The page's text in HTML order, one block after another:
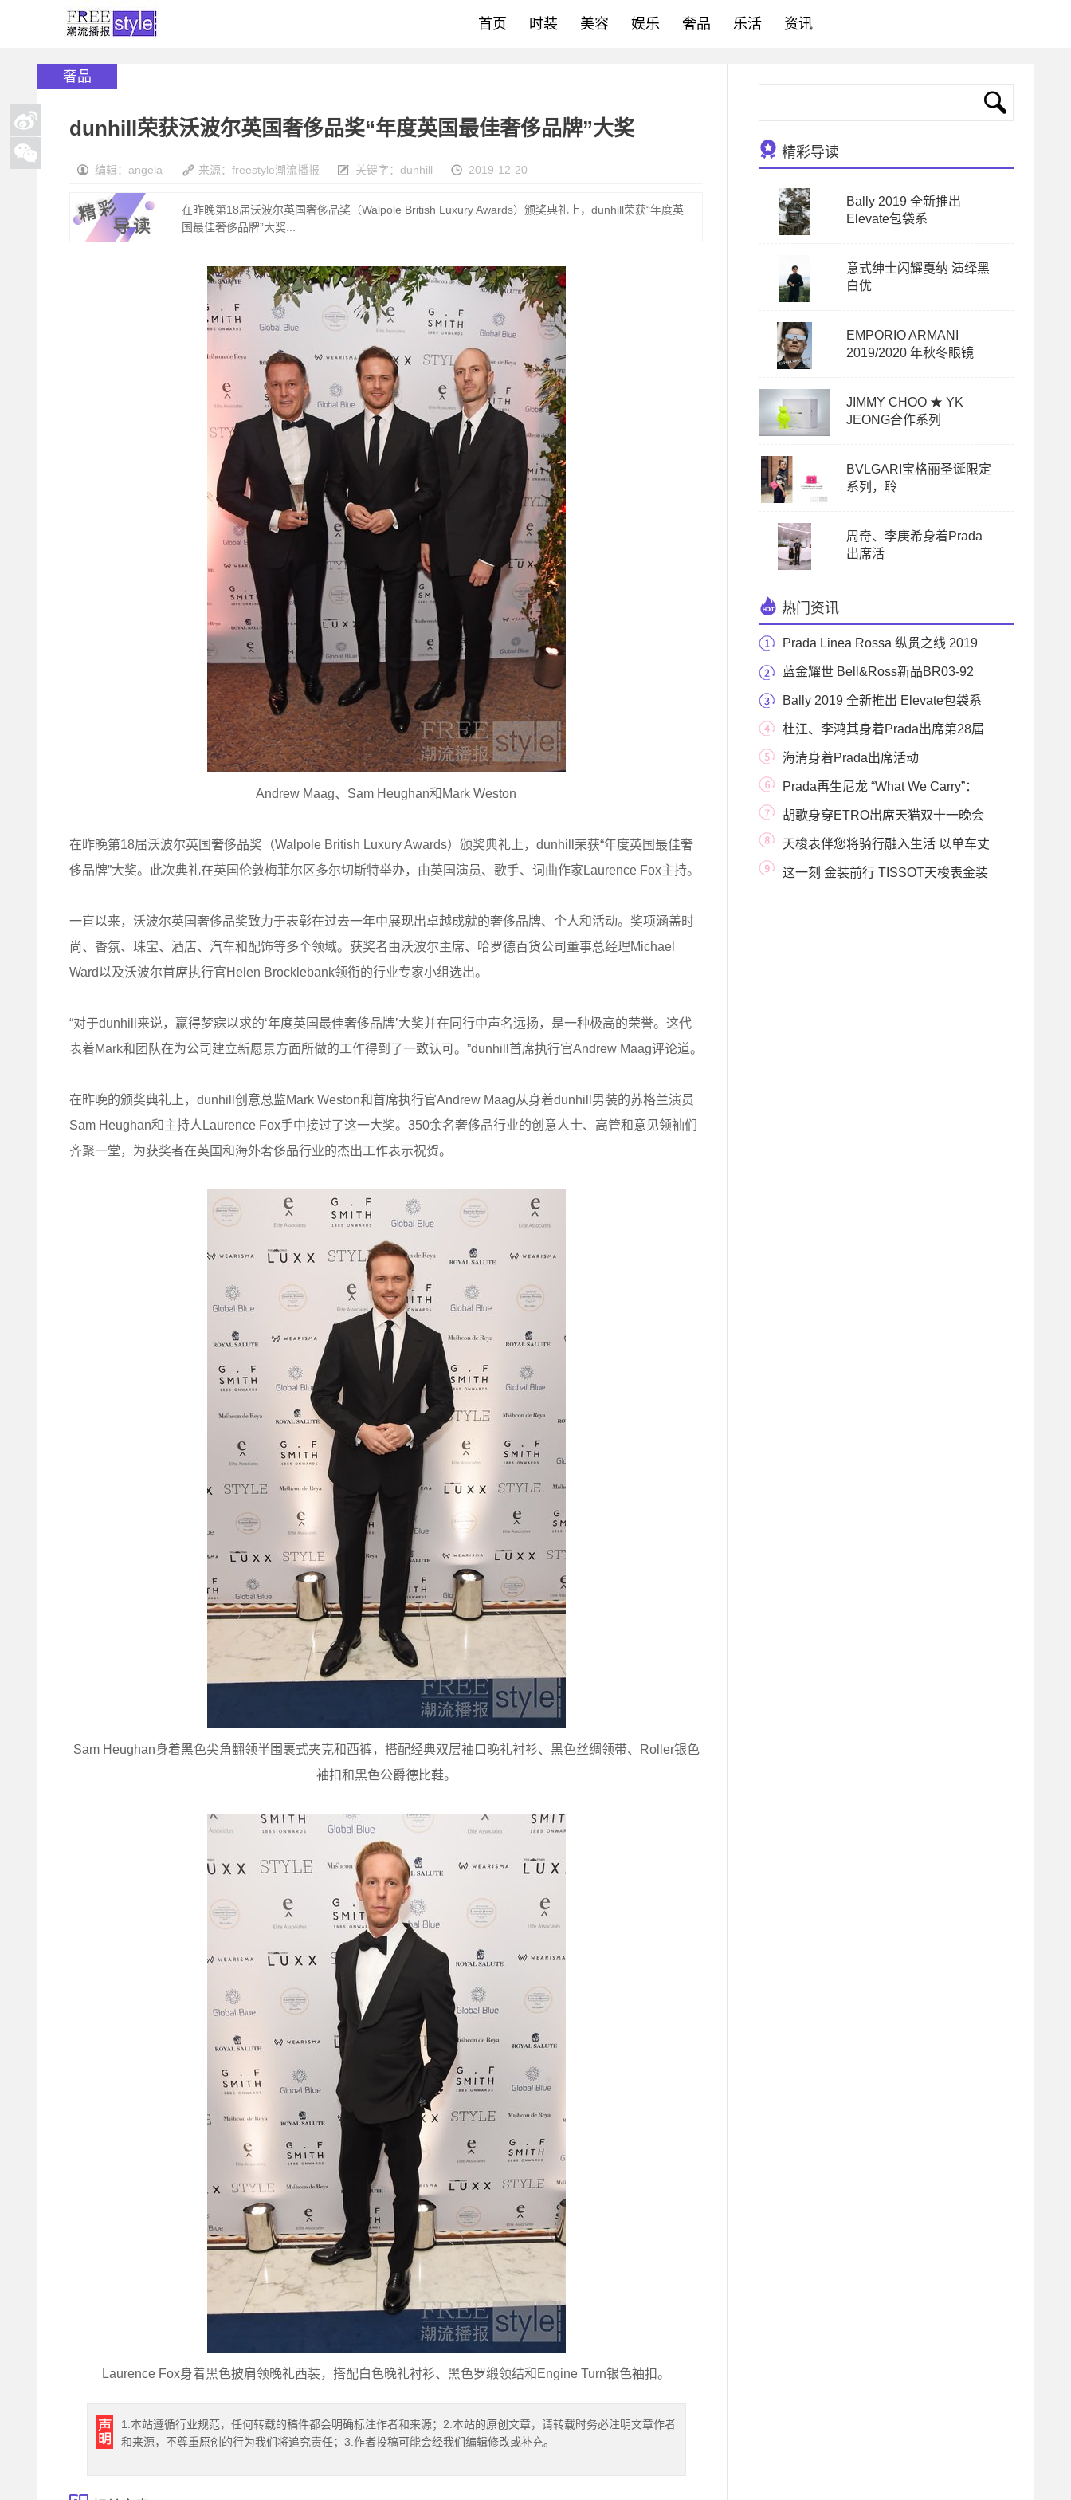
首页 时装 美容 娱乐 奢品 乐活 资讯
奢品
dunhill荣获沃波尔英国奢侈品奖“年度英国最佳奢侈品牌”大奖
编辑：angela 来源：freestyle潮流播报 关键字： dunhill 2019-12-20
在昨晚第18届沃波尔英国奢侈品奖（Walpole British Luxury Awards）颁奖典礼上，dunhill荣获“年度英
国最佳奢侈品牌”大奖...
Andrew Maag、Sam Heughan和Mark Weston
在昨晚第18届沃波尔英国奢侈品奖（Walpole British Luxury Awards）颁奖典礼上，dunhill荣获“年度英国最佳奢
侈品牌”大奖。此次典礼在英国伦敦梅菲尔区多尔切斯特举办，由英国演员、歌手、词曲作家Laurence Fox主持。
一直以来，沃波尔英国奢侈品奖致力于表彰在过去一年中展现出卓越成就的奢侈品牌、个人和活动。奖项涵盖时
尚、香氛、珠宝、酒店、汽车和配饰等多个领域。获奖者由沃波尔主席、哈罗德百货公司董事总经理Michael
Ward以及沃波尔首席执行官Helen Brocklebank领衔的行业专家小组选出。
“对于dunhill来说，赢得梦寐以求的‘年度英国最佳奢侈品牌’大奖并在同行中声名远扬，是一种极高的荣誉。这代
表着Mark和团队在为公司建立新愿景方面所做的工作得到了一致认可。”dunhill首席执行官Andrew Maag评论道。
在昨晚的颁奖典礼上，dunhill创意总监Mark Weston和首席执行官Andrew Maag从身着dunhill男装的苏格兰演员
Sam Heughan和主持人Laurence Fox手中接过了这一大奖。350余名奢侈品行业的创意人士、高管和意见领袖们
齐聚一堂，为获奖者在英国和海外奢侈品行业的杰出工作表示祝贺。
Sam Heughan身着黑色尖角翻领半围裹式夹克和西裤，搭配经典双层袖口晚礼衬衫、黑色丝绸领带、Roller银色
袖扣和黑色公爵德比鞋。
Laurence Fox身着黑色披肩领晚礼西装，搭配白色晚礼衬衫、黑色罗缎领结和Engine Turn银色袖扣。
1.本站遵循行业规范，任何转载的稿件都会明确标注作者和来源；2.本站的原创文章，请转载时务必注明文章作者
和来源，不尊重原创的行为我们将追究责任；3.作者投稿可能会经我们编辑修改或补充。
精彩导读
Bally 2019 全新推出
Elevate包袋系
意式绅士闪耀戛纳 演绎黑
白优
EMPORIO ARMANI
2019/2020 年秋冬眼镜
JIMMY CHOO ★ YK
JEONG合作系列
BVLGARI宝格丽圣诞限定
系列，聆
周奇、李庚希身着Prada
出席活
热门资讯
Prada Linea Rossa 纵贯之线 2019
秋冬系列蓝金耀世 Bell&Ross新品BR03-92
Diver Blue Bronze Sap
Bally 2019 全新推出 Elevate包袋系
列 杜江、李鸿其身着Prada出席第28届
中国金鸡百花电
海清身着Prada出席活动
Prada再生尼龙 “What We Carry”：
《国家地理》系列
胡歌身穿ETRO出席天猫双十一晚会
天梭表伴您将骑行融入生活 以单车丈
量城市角落
这一刻 金装前行 TISSOT天梭表金装